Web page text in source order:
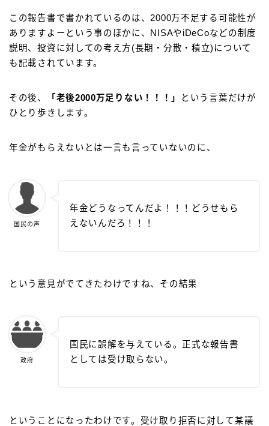
この報告書で書かれているのは、2000万不足する可能性が
ありますよーという事のほかに、NISAやiDeCoなどの制度
説明、投資に対しての考え方(長期・分散・積立)について
も記載されています。
その後、 「老後2000万足りない！！！」
という言葉だけが
ひとり歩きします。
年金がもらえないとは一言も言っていないのに、
国民の声
年金どうなってんだよ！！！どうせもら
えないんだろ！！！
という意見がでてきたわけですね、その結果
政府
国民に誤解を与えている。正式な報告書
としては受け取らない。
ということになったわけです。受け取り拒否に対して某議